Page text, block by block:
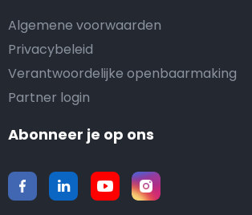
Algemene voorwaarden
Privacybeleid
Verantwoordelijke openbaarmaking
Partner login
Abonneer je op ons